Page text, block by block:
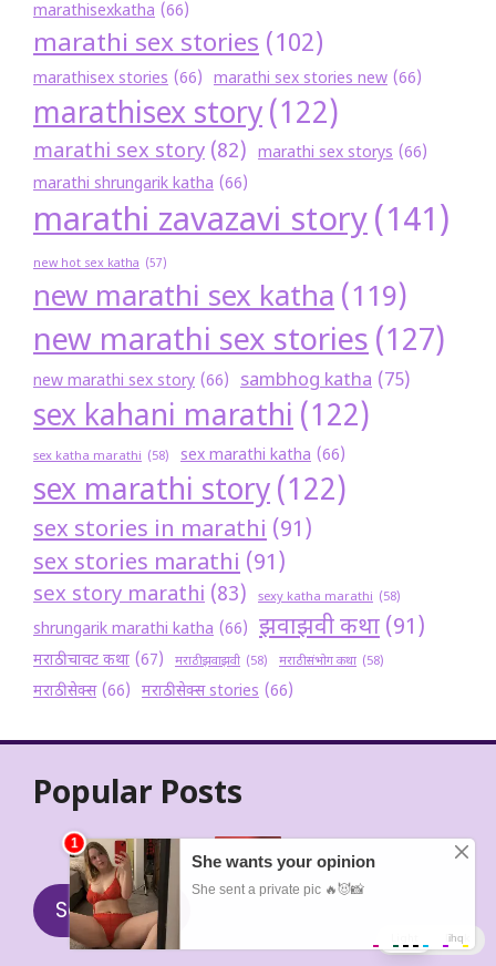
marathisexkatha (66)
marathi sex stories (102)
marathisex stories (66) marathi sex stories new (66)
marathisex story (122)
marathi sex story (82) marathi sex storys (66)
marathi shrungarik katha (66)
marathi zavazavi story(141)
new hot sex katha (57)
new marathi sex katha (119)
new marathi sex stories(127)
new marathi sex story (66) sambhog katha (75)
sex kahani marathi (122)
sex katha marathi (58) sex marathi katha (66)
sex marathi story (122)
sex stories in marathi (91)
sex stories marathi (91)
sex story marathi (83) sexy katha marathi (58)
shrungarik marathi katha (66) झवाझवी कथा (91)
मराठी चावट कथा (67) मराठी झवाझवी (58) मराठी संभोग कथा (58)
मराठी सेक्स (66) मराठी सेक्स stories (66)
Popular Posts
Send Story
Dark